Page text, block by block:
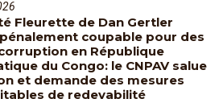
Fleurette de Dan Gertler
coupable pour des
en République
du Congo: le CNPAV salue
et demande des mesures
de redevabilité